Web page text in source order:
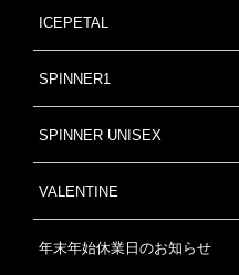
ICEPETAL
SPINNER1
SPINNER UNISEX
VALENTINE
年末年始休業日のお知らせ